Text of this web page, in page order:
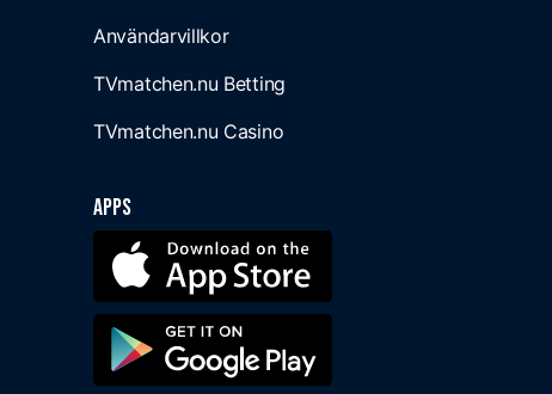
Användarvillkor
TVmatchen.nu Betting
TVmatchen.nu Casino
Apps